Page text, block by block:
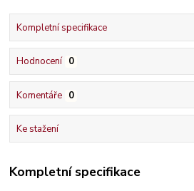
Kompletní specifikace
Hodnocení 0
Komentáře 0
Ke stažení
Kompletní specifikace